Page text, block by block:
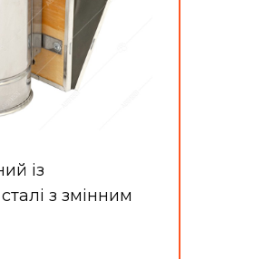
із
з змінним